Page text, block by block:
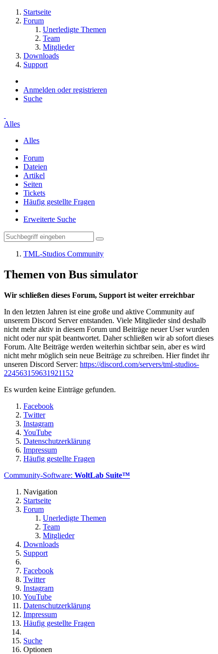
Startseite
Forum
Unerledigte Themen
Team
Mitglieder
Downloads
Support
Anmelden oder registrieren
Suche
Alles
Alles
Forum
Dateien
Artikel
Seiten
Tickets
Häufig gestellte Fragen
Erweiterte Suche
TML-Studios Community
Themen von Bus simulator
Wir schließen dieses Forum, Support ist weiter erreichbar
In den letzten Jahren ist eine große und aktive Community auf
unserem Discord Server entstanden. Viele Mitglieder sind deshalb
nicht mehr aktiv in diesem Forum und Beiträge neuer User wurden
nicht oder nur spät beantwortet. Daher schließen wir ab sofort dieses
Forum. Alte Beiträge werden weiterhin sichtbar sein, aber es wird
nicht mehr möglich sein neue Beiträge zu schreiben. Hier findet ihr
unseren Discord Server: https://discord.com/servers/tml-studios-
224563159631921152
Es wurden keine Einträge gefunden.
Facebook
Twitter
Instagram
YouTube
Datenschutzerklärung
Impressum
Häufig gestellte Fragen
Community-Software: WoltLab Suite™
Navigation
Startseite
Forum
Unerledigte Themen
Team
Mitglieder
Downloads
Support
Facebook
Twitter
Instagram
YouTube
Datenschutzerklärung
Impressum
Häufig gestellte Fragen
Suche
Optionen